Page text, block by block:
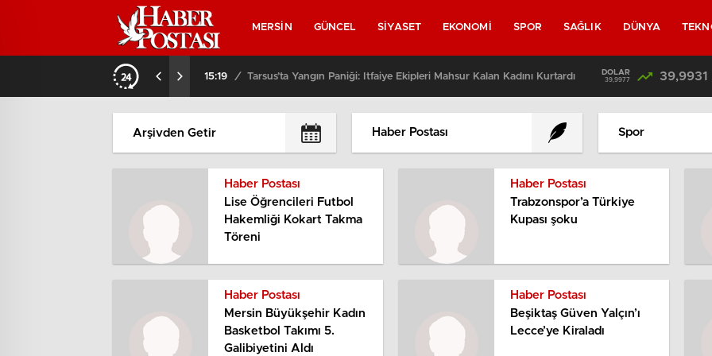
MERSİN GÜNCEL SİYASET EKONOMİ SPOR SAĞLIK DÜNYA
15:19 / Tarsus’ta Yangın Paniği: İtfaiye Ekipleri Mahsur Kalan Kadını Kurtardı DOLAR
39,9977 39,9931
Haber Postası Spor
Haber Postası
Lise Öğrencileri Futbol
Hakemliği Kokart Takma
Töreni
Haber Postası
Trabzonspor’a Türkiye
Kupası şoku
Haber Postası
Mersin Büyükşehir Kadın
Basketbol Takımı 5.
Galibiyetini Aldı
Haber Postası
Beşiktaş Güven Yalçın’ı
Lecce’ye Kiraladı